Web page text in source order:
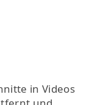
in Videos